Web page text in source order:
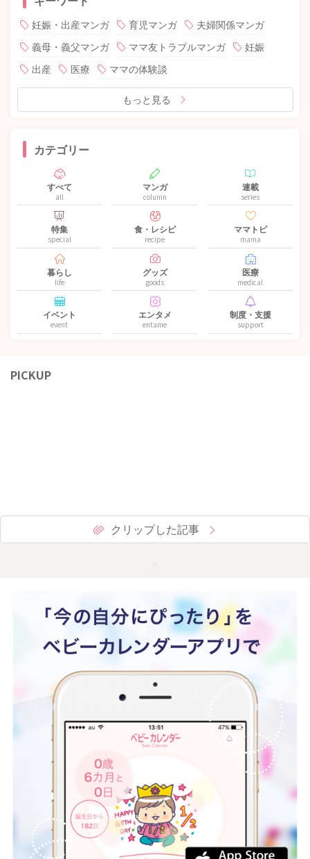
妊娠・出産マンガ 育児マンガ
夫婦関係マンガ
義母・義父マンガ
ママ友トラブルマンガ
妊娠
出産
医療 ママの体験談
もっと見る
カテゴリー
すべて
all
マンガ
column
連載
series
特集
special
食・レシピ
recipe
ママトピ
mama
暮らし
life
グッズ
goods
医療
medical
イベント
event
エンタメ
entame
制度・支援
support
PICKUP
クリップした記事